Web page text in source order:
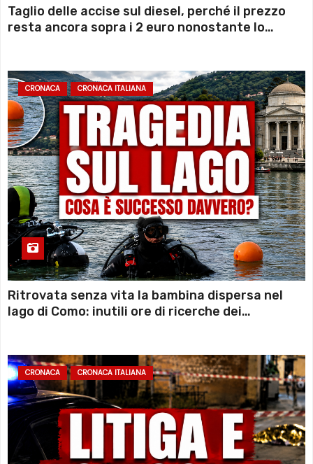
Taglio delle accise sul diesel, perché il prezzo
resta ancora sopra i 2 euro nonostante lo
CRONACA CRONACA ITALIANA
Ritrovata senza vita la bambina dispersa nel
lago di Como: inutili ore di ricerche dei
CRONACA CRONACA ITALIANA